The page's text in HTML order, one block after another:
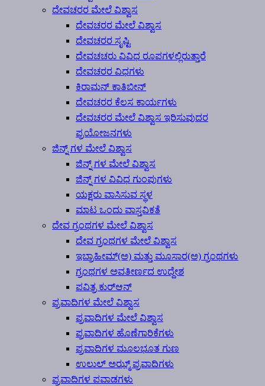
ದೇವಚರರ ಮೇಲೆ ವಿಶ್ವಾಸ
ದೇವಚರರ ಮೇಲೆ ವಿಶ್ವಾಸ
ದೇವಚರರ ಸೃಷ್ಟಿ
ದೇವಚಚರು ವಿವಿಧ ರೂಪಗಳಲ್ಲಿರುತ್ತಾರೆ
ದೇವಚರರ ವಿಧಗಳು
ಕಿರಾಮನ್ ಕಾತಿಬೀನ್
ದೇವಚರರ ಕೆಲಸ ಕಾರ್ಯಗಳು
ದೇವಚರರ ಮೇಲೆ ವಿಶ್ವಾಸ ಇರಿಸುವುದರ
ಪ್ರಯೋಜನಗಳು
ಜಿನ್ನ್ ಗಳ ಮೇಲೆ ವಿಶ್ವಾಸ
ಜಿನ್ನ್ ಗಳ ಮೇಲೆ ವಿಶ್ವಾಸ
ಜಿನ್ನ್ ಗಳ ವಿವಿಧ ಗುಂಪುಗಳು
ಯಕ್ಷರು ವಾಸಿಸುವ ಸ್ಥಳ
ಮಾಟ ಒಂದು ವಾಸ್ತವಿಕತೆ
ದೇವ ಗ್ರಂಥಗಳ ಮೇಲೆ ವಿಶ್ವಾಸ
ದೇವ ಗ್ರಂಥಗಳ ಮೇಲೆ ವಿಶ್ವಾಸ
ಇಬ್ರಾಹೀಮ್(ಅ) ಮತ್ತು ಮೂಸಾರ(ಅ) ಗ್ರಂಥಗಳು
ಗ್ರಂಥಗಳ ಅವತೀರ್ಣದ ಉದ್ದೇಶ
ಪವಿತ್ರ ಕುರ್‍ಆನ್
ಪ್ರವಾದಿಗಳ ಮೇಲೆ ವಿಶ್ವಾಸ
ಪ್ರವಾದಿಗಳ ಮೇಲೆ ವಿಶ್ವಾಸ
ಪ್ರವಾದಿಗಳ ಹೊಣೆಗಾರಿಕೆಗಳು
ಪ್ರವಾದಿಗಳ ಮೂಲಭೂತ ಗುಣ
ಉಲುಲ್ ಅಝ್ಮ್ ಪ್ರವಾದಿಗಳು
ಪ್ರವಾದಿಗಳ ಪವಾಡಗಳು